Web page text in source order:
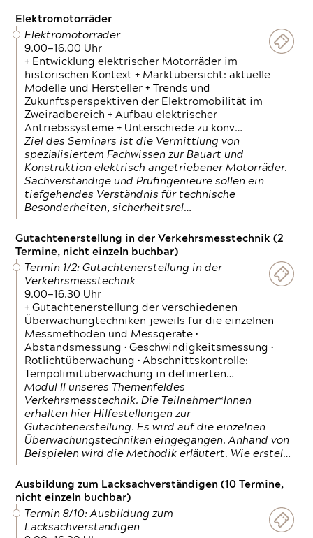
Elektromotorräder
Elektromotorräder
9.00—16.00 Uhr
+ Entwicklung elektrischer Motorräder im
historischen Kontext + Marktübersicht: aktuelle
Modelle und Hersteller + Trends und
Zukunftsperspektiven der Elektromobilität im
Zweiradbereich + Aufbau elektrischer
Antriebssysteme + Unterschiede zu konv…
Ziel des Seminars ist die Vermittlung von
spezialisiertem Fachwissen zur Bauart und
Konstruktion elektrisch angetriebener Motorräder.
Sachverständige und Prüfingenieure sollen ein
tiefgehendes Verständnis für technische
Besonderheiten, sicherheitsrel…
Gutachtenerstellung in der Verkehrsmesstechnik (2
Termine, nicht einzeln buchbar)
Termin 1/2: Gutachtenerstellung in der
Verkehrsmesstechnik
9.00—16.30 Uhr
+ Gutachtenerstellung der verschiedenen
Überwachungtechniken jeweils für die einzelnen
Messmethoden und Messgeräte •
Abstandsmessung • Geschwindigkeitsmessung •
Rotlichtüberwachung • Abschnittskontrolle:
Tempolimitüberwachung in definierten…
Modul II unseres Themenfeldes
Verkehrsmesstechnik. Die Teilnehmer*Innen
erhalten hier Hilfestellungen zur
Gutachtenerstellung. Es wird auf die einzelnen
Überwachungstechniken eingegangen. Anhand von
Beispielen wird die Methodik erläutert. Wie erstel…
Ausbildung zum Lacksachverständigen (10 Termine,
nicht einzeln buchbar)
Termin 8/10: Ausbildung zum
Lacksachverständigen